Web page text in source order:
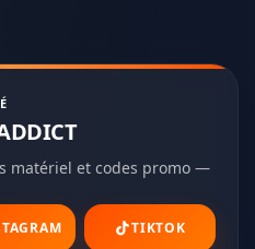
matériel et codes promo —
TIKTOK